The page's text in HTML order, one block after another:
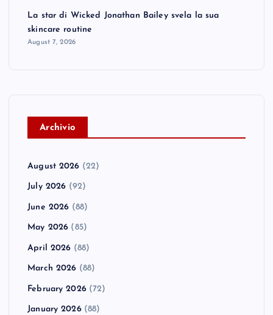
La star di Wicked Jonathan Bailey svela la sua
skincare routine
August 7, 2026
Archivio
August 2026 (22)
July 2026 (92)
June 2026 (88)
May 2026 (85)
April 2026 (88)
March 2026 (88)
February 2026(72)
January 2026(88)